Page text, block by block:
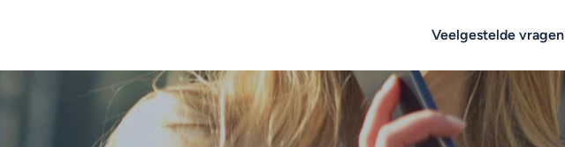
Veelgestelde vragen